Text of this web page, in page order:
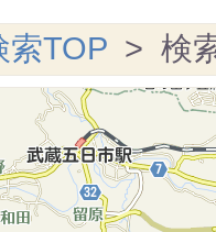
索TOP > 検